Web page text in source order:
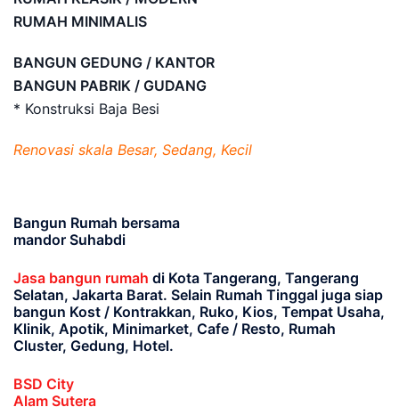
RUMAH MINIMALIS
BANGUN GEDUNG / KANTOR
BANGUN PABRIK / GUDANG
* Konstruksi Baja Besi
Renovasi skala Besar, Sedang, Kecil
Bangun Rumah bersama
mandor Suhabdi
Jasa bangun rumah di Kota Tangerang, Tangerang
Selatan, Jakarta Barat. Selain Rumah Tinggal juga siap
bangun Kost / Kontrakkan, Ruko, Kios, Tempat Usaha,
Klinik, Apotik, Minimarket, Cafe / Resto, Rumah
Cluster, Gedung, Hotel.
BSD City
Alam Sutera